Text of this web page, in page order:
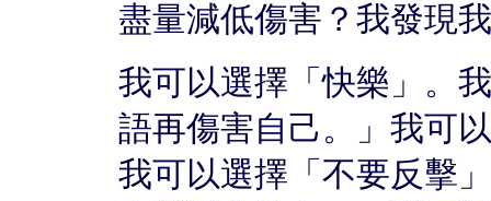
盡量減低傷害？我發現
我可以選擇「快樂」。
語再傷害自己。」我可
我可以選擇「不要反擊